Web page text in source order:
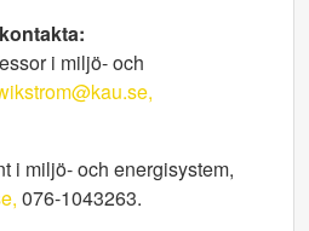
i miljö- och
i miljö- och energisystem,
076-1043263.